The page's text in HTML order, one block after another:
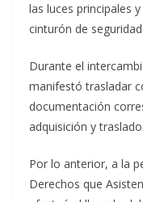
las luces principales
cinturón de seguridad.
Durante el
manifestó trasladar
documentación
adquisición y traslado.
Por lo anterior, a la
Derechos que